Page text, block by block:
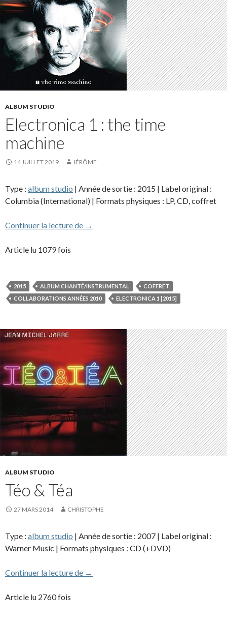
ALBUM STUDIO
Electronica 1 : the time
machine
14 JUILLET 2019 JÉRÔME
Type : album studio | Année de sortie : 2015 | Label original :
Columbia (International) | Formats physiques : LP, CD, coffret
Continuer la lecture de Electronica 1 : the time machine
→
Article lu 1079 fois
2015 ALBUM CHANTÉ/INSTRUMENTAL
COFFRET
COLLABORATIONS ANNÉES 2010
ELECTRONICA 1 [2015]
ALBUM STUDIO
Téo & Téa
27 MARS 2014 CHRISTOPHE
Type : album studio | Année de sortie : 2007 | Label original :
Warner Music | Formats physiques : CD (+DVD)
Continuer la lecture de Téo & Téa
→
Article lu 2760 fois